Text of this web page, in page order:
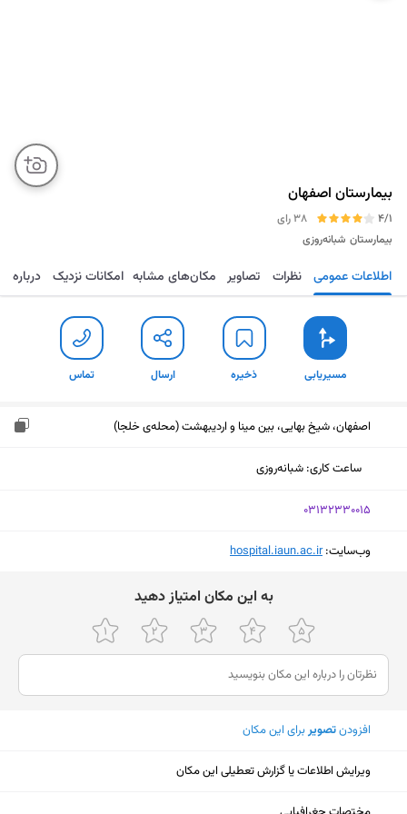
بیمارستان اصفهان
4/1
38 رای
بیمارستان شبانه‌روزی
مسیریابی ذخیره ارسال تماس اطلاعات عمومی نظرات تصاویر مکان‌های مشابه امکانات نزدیک درباره
مسیریابی ذخیره ارسال تماس
اصفهان، شیخ بهایی، بین مینا و اردیبهشت (محله‌ی خلجا)
ساعت کاری: شبانه‌روزی
‎03132330015
وب‌سایت:‎hospital.iaun.ac.ir
ﺑﻪ اﯾﻦ ﻣﮑﺎن اﻣﺘﯿﺎز دﻫﯿﺪ
افزودنتصویربرای این مکان
ویرایش اطلاعات یا گزارش تعطیلی این مکان